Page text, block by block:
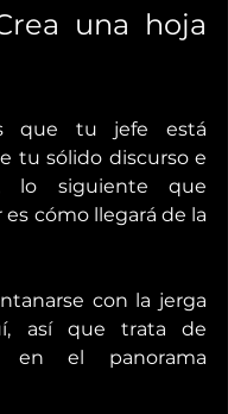
una hoja
que tu jefe está
tu sólido discurso e
lo siguiente que
cómo llegará de la
con la jerga
así que trata de
en el panorama